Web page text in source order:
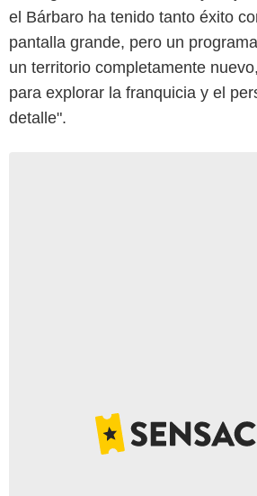
el Bárbaro ha tenido tanto éxito
pantalla grande, pero un
un territorio completamente
para explorar la franquicia y el
detalle".